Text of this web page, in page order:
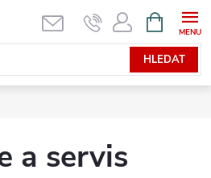
HLEDAT
NÁKUPNÍ
KOŠÍK
a servis